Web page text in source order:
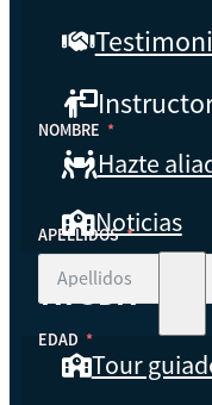
Hazte
Noticias
AYUDA
Tour
aprenden a mejorar
NOMBRE
APELLIDOS
EDAD